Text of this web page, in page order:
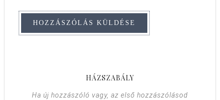
HÁZSZABÁLY
Ha új hozzászóló vagy, az első hozzászólásod